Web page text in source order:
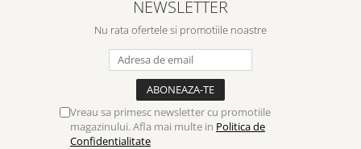
NEWSLETTER
Nu rata ofertele si promotiile noastre
Vreau sa primesc newsletter cu promotiile
magazinului. Afla mai multe in Politica de
Confidentialitate